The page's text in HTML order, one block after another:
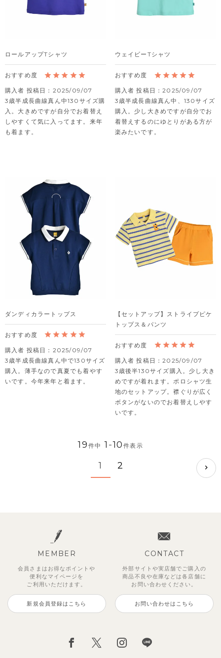
ロールアップTシャツ
購入者 投稿日
2025/09/07
3歳半成長曲線真ん中130サイズ購
入。大きめですが自分でお着替え
しやすくて気に入ってます。来年
も着ます。
ウェイビーTシャツ
購入者 投稿日
2025/09/07
3歳半成長曲線真ん中、130サイズ
購入。少し大きめですが自分でお
着替えするのにゆとりがある方が
楽みたいです。
ダンディカラートップス
購入者 投稿日
2025/09/07
3歳半成長曲線真ん中で130サイズ
購入。薄手なので真夏でも着やす
いです。今年来年と着ます。
【セットアップ】ストライプピケ
トップス＆パンツ
購入者 投稿日
2025/09/07
3歳後半130サイズ購入。少し大き
めですが着れます。ポロシャツ生
地のセットアップ。襟ぐりが広く
ボタンがないのでお着替えしやす
いです。
19 件中 1 -10件表示
1 2
MEMBER
会員さまはお得なポイントや
便利な マイページを
ご利用いただけます。
新規会員登録はこちら
CONTACT
外部サイトや実店舗でご購入の
商品不良や在庫などは各店舗に
お問い合わせください。
お問い合わせはこちら